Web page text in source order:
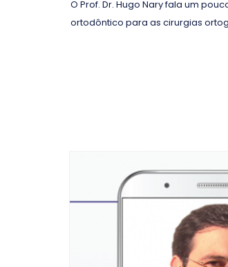
O Prof. Dr. Hugo Nary fala um
ortodôntico para as cirurgias